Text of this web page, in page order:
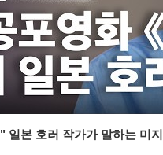
일본 호러 작가가 말하는 미